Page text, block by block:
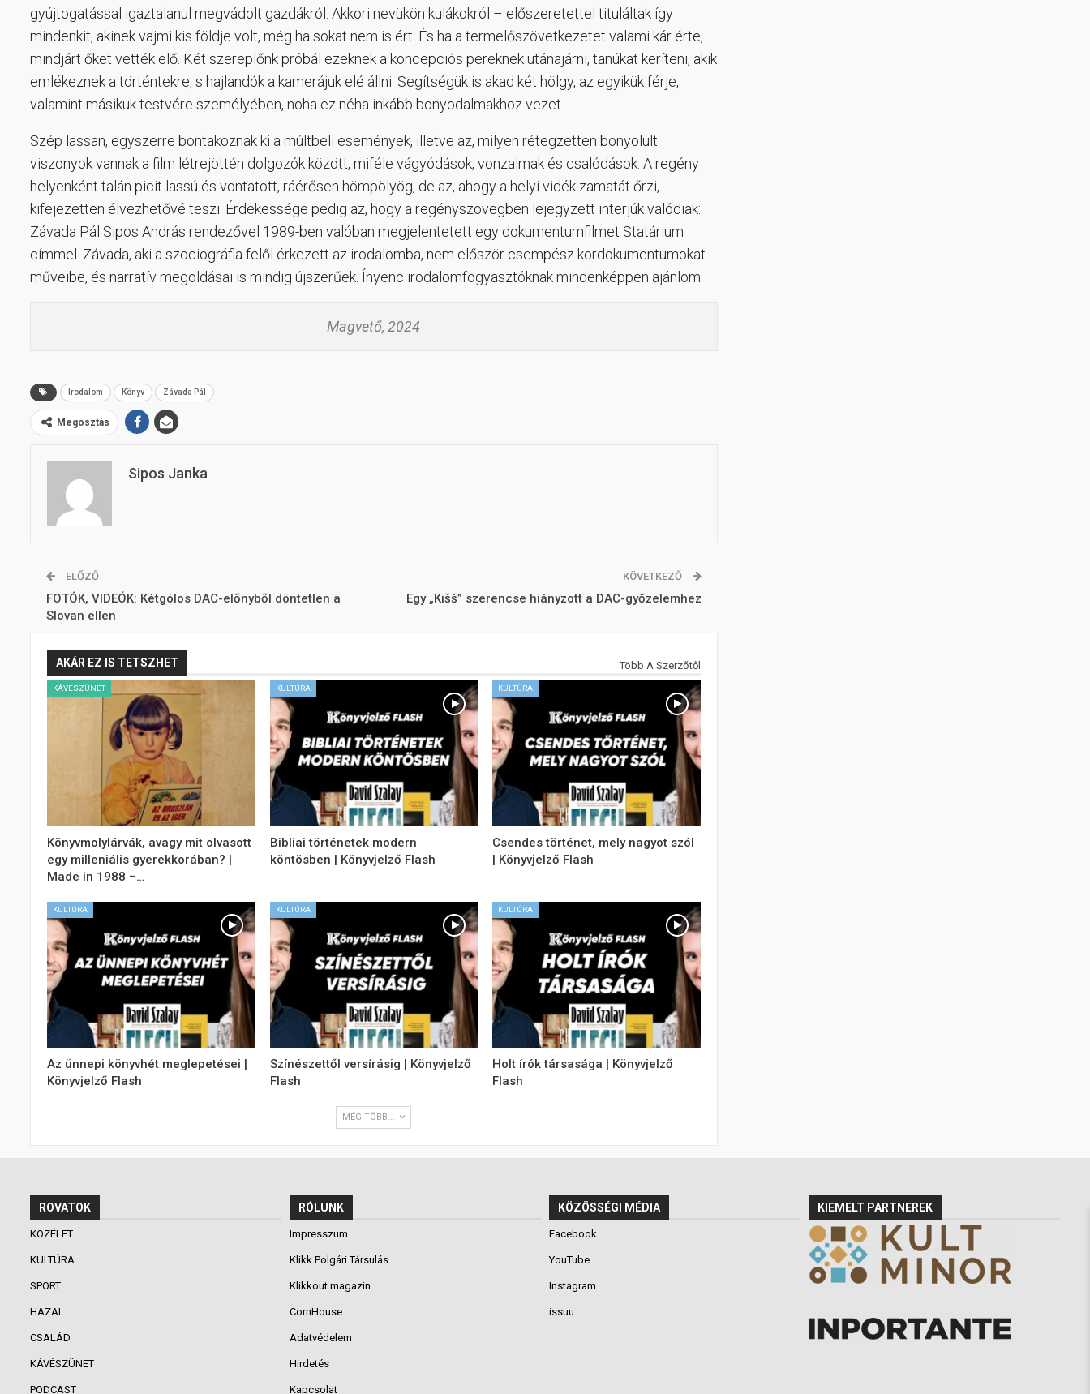
gyújtogatással igaztalanul megvádolt gazdákról. Akkori nevükön kulákokról – előszeretettel tituláltak így
mindenkit, akinek vajmi kis földje volt, még ha sokat nem is ért. És ha a termelőszövetkezetet valami kár érte,
mindjárt őket vették elő. Két szereplőnk próbál ezeknek a koncepciós pereknek utánajárni, tanúkat keríteni, akik
emlékeznek a történtekre, s hajlandók a kamerájuk elé állni. Segítségük is akad két hölgy, az egyikük férje,
valamint másikuk testvére személyében, noha ez néha inkább bonyodalmakhoz vezet.
Szép lassan, egyszerre bontakoznak ki a múltbeli események, illetve az, milyen rétegzetten bonyolult
viszonyok vannak a film létrejöttén dolgozók között, miféle vágyódások, vonzalmak és csalódások. A regény
helyenként talán picit lassú és vontatott, ráérősen hömpölyög, de az, ahogy a helyi vidék zamatát őrzi,
kifejezetten élvezhetővé teszi. Érdekessége pedig az, hogy a regényszövegben lejegyzett interjúk valódiak:
Závada Pál Sipos András rendezővel 1989-ben valóban megjelentetett egy dokumentumfilmet Statárium
címmel. Závada, aki a szociográfia felől érkezett az irodalomba, nem először csempész kordokumentumokat
műveibe, és narratív megoldásai is mindig újszerűek. Ínyenc irodalomfogyasztóknak mindenképpen ajánlom.
Magvető, 2024
Irodalom Könyv Závada Pál
Megosztás
Sipos Janka
ELŐZŐ
FOTÓK, VIDEÓK: Kétgólos DAC-előnyből döntetlen a
Slovan ellen
KÖVETKEZŐ
Egy „Kišš” szerencse hiányzott a DAC-győzelemhez
AKÁR EZ IS TETSZHET Több A Szerzőtől
KÁVÉSZÜNET
Könyvmolylárvák, avagy mit olvasott
egy milleniális gyerekkorában? |
Made in 1988 –…
KULTÚRA
Bibliai történetek modern
köntösben | Könyvjelző Flash
KULTÚRA
Csendes történet, mely nagyot szól
| Könyvjelző Flash
KULTÚRA
Az ünnepi könyvhét meglepetései |
Könyvjelző Flash
KULTÚRA
Színészettől versírásig | Könyvjelző
Flash
KULTÚRA
Holt írók társasága | Könyvjelző
Flash
MÉG TÖBB...
ROVATOK
KÖZÉLET
KULTÚRA
SPORT
HAZAI
CSALÁD
KÁVÉSZÜNET
PODCAST
RÓLUNK
Impresszum
Klikk Polgári Társulás
Klikkout magazin
CornHouse
Adatvédelem
Hirdetés
Kapcsolat
KÖZÖSSÉGI MÉDIA
Facebook
YouTube
Instagram
issuu
KIEMELT PARTNEREK